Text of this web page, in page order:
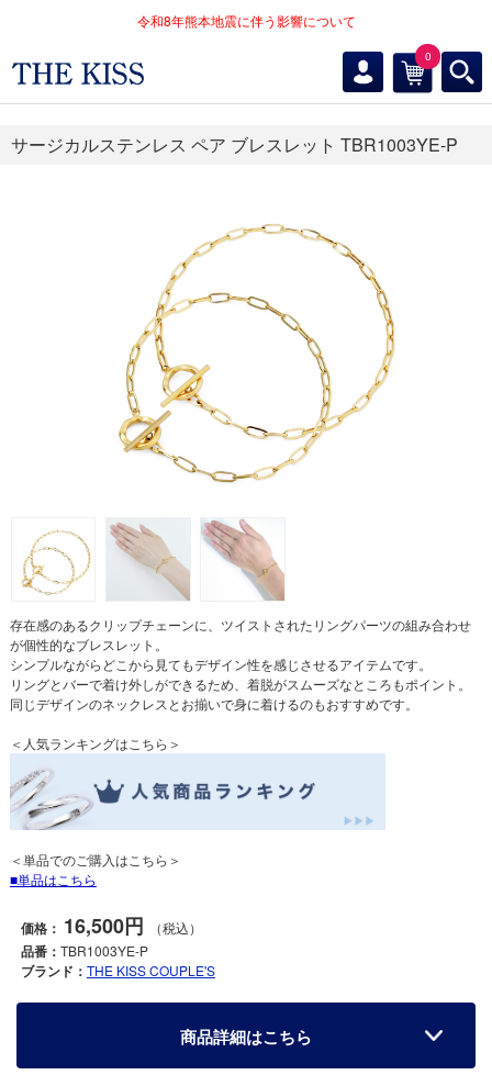
令和8年熊本地震に伴う影響について
0
サージカルステンレス ペア ブレスレット TBR1003YE-P
存在感のあるクリップチェーンに、ツイストされたリングパーツの組み合わせ
が個性的なブレスレット。
シンプルながらどこから見てもデザイン性を感じさせるアイテムです。
リングとバーで着け外しができるため、着脱がスムーズなところもポイント。
同じデザインのネックレスとお揃いで身に着けるのもおすすめです。
＜人気ランキングはこちら＞
＜単品でのご購入はこちら＞
単品はこちら
価格： 16,500円 （税込）
品番： TBR1003YE-P
ブランド： THE KISS COUPLE'S
商品詳細はこちら